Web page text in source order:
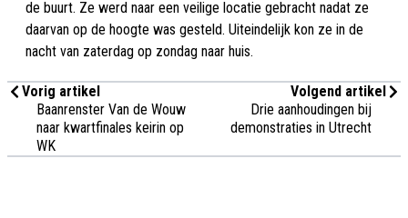
de buurt. Ze werd naar een veilige locatie gebracht nadat ze
daarvan op de hoogte was gesteld. Uiteindelijk kon ze in de
nacht van zaterdag op zondag naar huis.
Vorig artikel
Baanrenster Van de Wouw
naar kwartfinales keirin op
WK
Volgend artikel
Drie aanhoudingen bij
demonstraties in Utrecht